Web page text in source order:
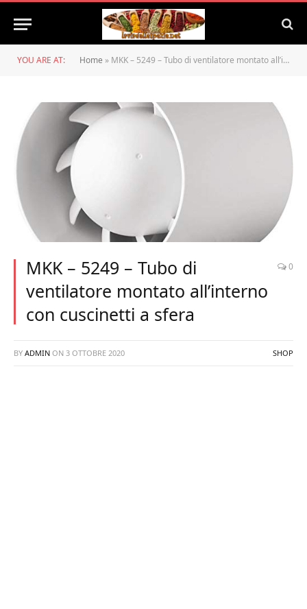
YOU ARE AT: Home » MKK – 5249 – Tubo di ventilatore montato all’interno con cuscinetti a sfera
MKK – 5249 – Tubo di
ventilatore montato all’interno
con cuscinetti a sfera
0
BY ADMIN ON 3 OTTOBRE 2020 SHOP